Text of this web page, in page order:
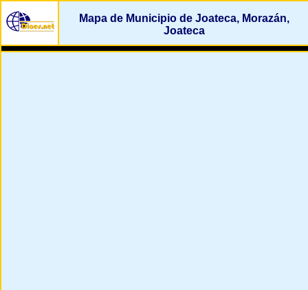
Mapa de Municipio de Joateca, Morazán,
Joateca